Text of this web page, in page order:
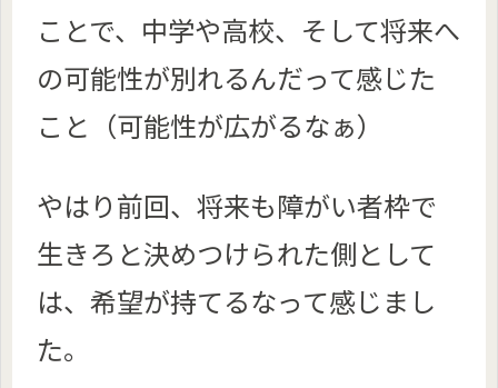
ことで、中学や高校、そして将来へ
の可能性が別れるんだって感じた
こと（可能性が広がるなぁ）
やはり前回、将来も障がい者枠で
生きろと決めつけられた側として
は、希望が持てるなって感じまし
た。